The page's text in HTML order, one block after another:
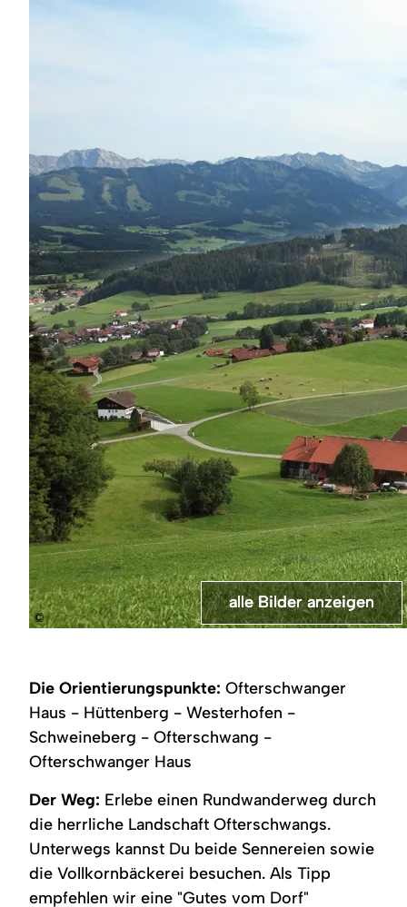
©
Gästeinformation
Ofterschwang
alle Bilder anzeigen
Allgäu
alle Bilder anzeigen
bei
Ofterschwang
alle Bilder anzeigen
regionale
Produkte
alle Bilder anzeigen
Die Orientierungspunkte: Ofterschwanger
Haus - Hüttenberg - Westerhofen -
Schweineberg - Ofterschwang -
Ofterschwanger Haus
Der Weg: Erlebe einen Rundwanderweg durch
die herrliche Landschaft Ofterschwangs.
Unterwegs kannst Du beide Sennereien sowie
die Vollkornbäckerei besuchen. Als Tipp
empfehlen wir eine "Gutes vom Dorf"